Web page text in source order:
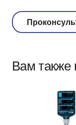
Вам также